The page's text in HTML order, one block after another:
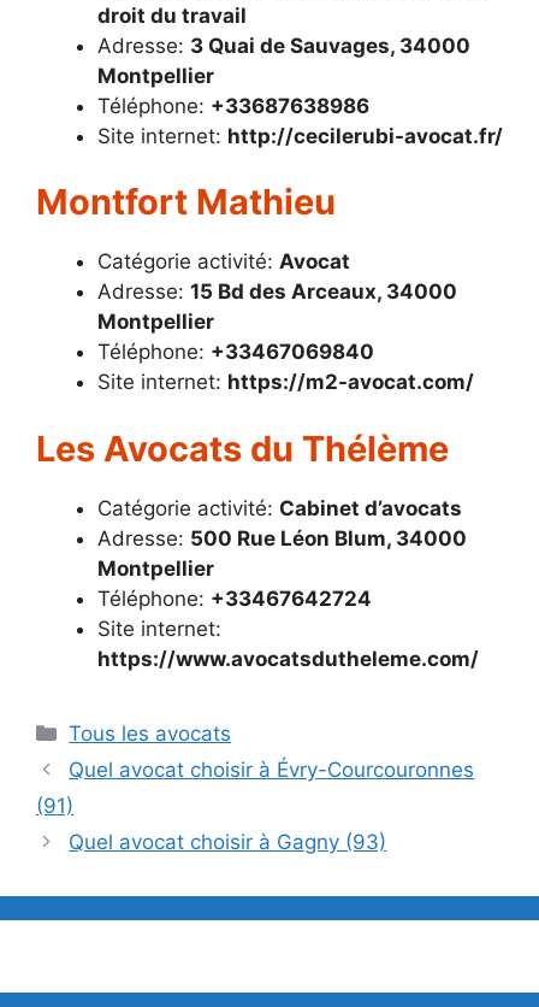
droit du travail
Adresse: 3 Quai de Sauvages, 34000
Montpellier
Téléphone: +33687638986
Site internet: http://cecilerubi-avocat.fr/
Montfort Mathieu
Catégorie activité: Avocat
Adresse: 15 Bd des Arceaux, 34000
Montpellier
Téléphone: +33467069840
Site internet: https://m2-avocat.com/
Les Avocats du Thélème
Catégorie activité: Cabinet d’avocats
Adresse: 500 Rue Léon Blum, 34000
Montpellier
Téléphone: +33467642724
Site internet:
https://www.avocatsdutheleme.com/
Catégories
Tous les avocats
Quel avocat choisir à Évry-Courcouronnes
(91)
Quel avocat choisir à Gagny (93)